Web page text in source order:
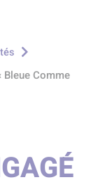
Bleue Comme